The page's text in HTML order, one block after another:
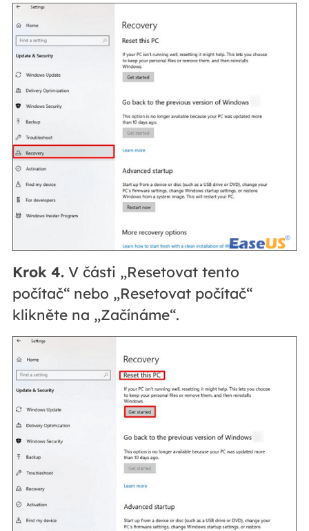
Krok 4.V části „Resetovat tento
počítač“ nebo „Resetovat počítač“
klikněte na „Začínáme“.